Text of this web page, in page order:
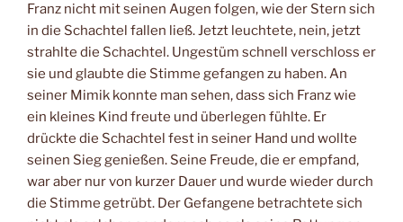
Franz nicht mit seinen Augen folgen, wie der Stern sich
in die Schachtel fallen ließ. Jetzt leuchtete, nein, jetzt
strahlte die Schachtel. Ungestüm schnell verschloss er
sie und glaubte die Stimme gefangen zu haben. An
seiner Mimik konnte man sehen, dass sich Franz wie
ein kleines Kind freute und überlegen fühlte. Er
drückte die Schachtel fest in seiner Hand und wollte
seinen Sieg genießen. Seine Freude, die er empfand,
war aber nur von kurzer Dauer und wurde wieder durch
die Stimme getrübt. Der Gefangene betrachtete sich